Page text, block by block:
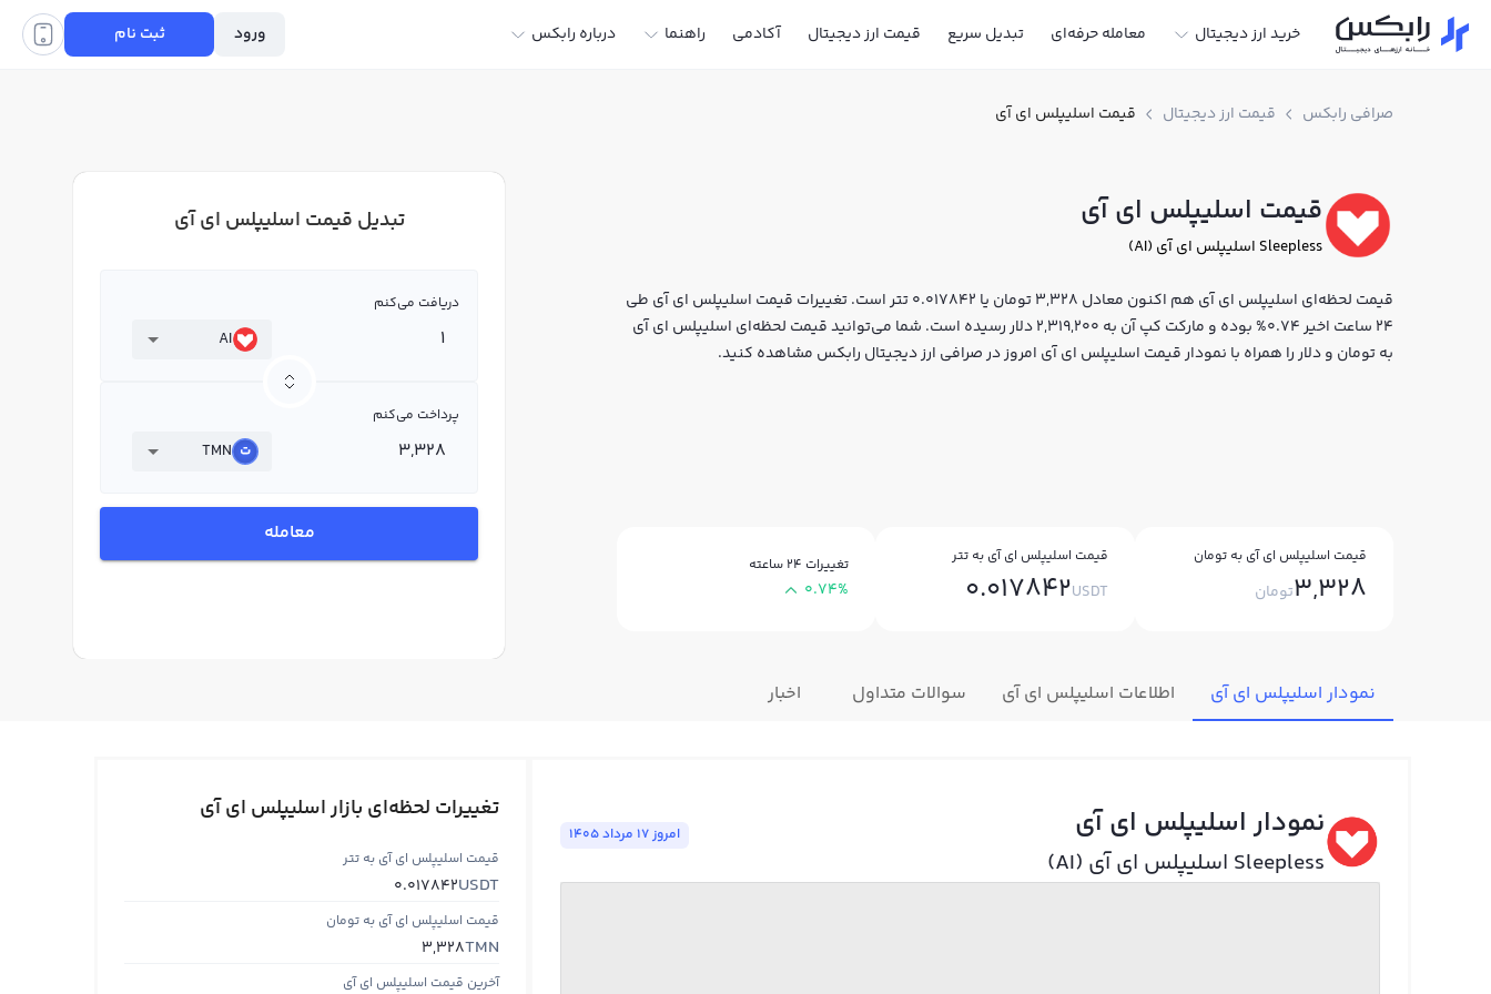
خرید ارز دیجیتال معامله حرفه‌ای تبدیل سریع قیمت ارز دیجیتال آکادمی راهنما درباره رابکس ورود ثبت نام
صرافی رابکس قیمت ارز دیجیتال قیمت اسلیپلس ای آی
قیمت اسلیپلس ای آی
Sleepless اسلیپلس ای آی (AI)
قیمت لحظه‌ای اسلیپلس ای آی هم اکنون معادل 3,328 تومان یا 0.017842 تتر است. تغییرات قیمت اسلیپلس ای آی طی
24 ساعت اخیر 0.74% بوده و مارکت کپ آن به 2,319,200 دلار رسیده است. شما می‌توانید قیمت لحظه‌ای اسلیپلس ای آی
به تومان و دلار را همراه با نمودار قیمت اسلیپلس ای آی امروز در صرافی ارز دیجیتال رابکس مشاهده کنید.
قیمت اسلیپلس ای آی به تومان
3,328تومان
قیمت اسلیپلس ای آی به تتر
0.017842USDT
تغییرات ۲۴ ساعته
0.74%
تبدیل قیمت اسلیپلس ای آی
دریافت می‌کنم
AI
پرداخت می‌کنم
TMN
معامله
نمودار اسلیپلس ای آی اطلاعات اسلیپلس ای آی سوالات متداول اخبار
نمودار اسلیپلس ای آی
Sleepless اسلیپلس ای آی (AI)
امروز ١٧ مرداد ١٤٠٥
تغییرات لحظه‌ای بازار اسلیپلس ای آی
قیمت اسلیپلس ای آی به تتر
USDT
0.017842
قیمت اسلیپلس ای آی به تومان
TMN
3,328
آخرین قیمت اسلیپلس ای آی